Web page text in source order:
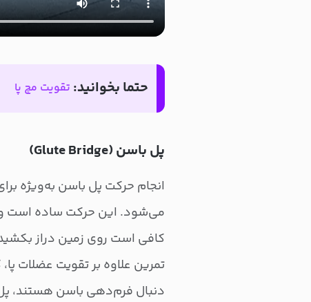
حتما بخوانید: تقویت مچ پا
پل باسن (Glute Bridge)
انجام حرکت پل باسن به‌ویژه
می‌شود. این حرکت ساده است و
کافی است روی زمین دراز بکشید،
تمرین علاوه بر تقویت عضلات
دنبال فرم‌دهی باسن هستند،